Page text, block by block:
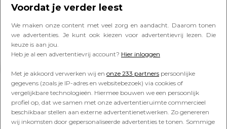
Voordat je verder leest
We maken onze content met veel zorg en aandacht. Daarom tonen
we advertenties. Je kunt ook kiezen voor advertentievrij lezen. Die
keuze is aan jou.
Heb je al een advertentievrij account? Hier inloggen
Met je akkoord verwerken wij en onze 233 partners persoonlijke
gegevens (zoals je IP-adres en websitebezoek) via cookies of
vergelijkbare technologieën. Hiermee bouwen we een persoonlijk
profiel op, dat we samen met onze advertentieruimte commercieel
beschikbaar stellen aan externe advertentienetwerken. Zo genereren
wij inkomsten door gepersonaliseerde advertenties te tonen. Sommige
Ellen Samijn liever over: ‘Iedere
keer hetzelfde gedoe’